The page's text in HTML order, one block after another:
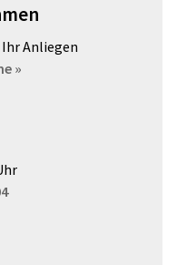
Ihr Anliegen
»